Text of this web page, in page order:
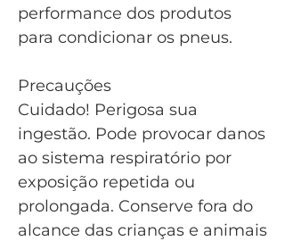
performance dos produtos
para condicionar os pneus.
Precauções
Cuidado! Perigosa sua
ingestão. Pode provocar danos
ao sistema respiratório por
exposição repetida ou
prolongada. Conserve fora do
alcance das crianças e animais